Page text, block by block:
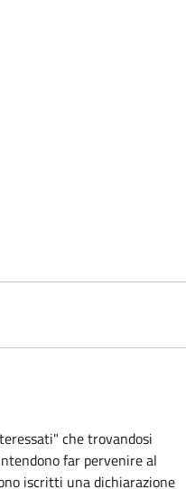
che trovandosi
far pervenire al
iscritti una dichiarazione